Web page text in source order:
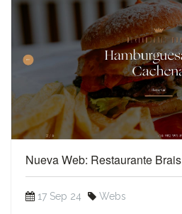
Nueva Web: Restaurante Brais
17 Sep 24 Webs